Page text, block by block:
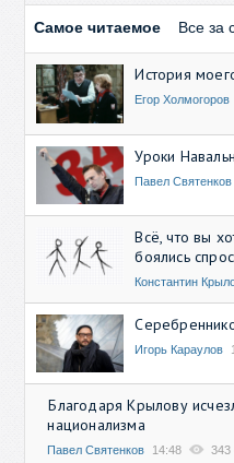
Самое читаемое Все за
История
Егор Холмогоров
Уроки
Павел Святенков
Всё, что вы
боялись
Константин
Игорь Караулов
Благодаря Крылову
национализма
Павел Святенков 14:48 343